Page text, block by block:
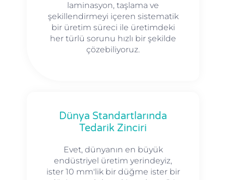
laminasyon, taşlama ve
şekillendirmeyi içeren sistematik
bir üretim süreci ile üretimdeki
her türlü sorunu hızlı bir şekilde
çözebiliyoruz.
Dünya Standartlarında
Tedarik Zinciri
Evet, dünyanın en büyük
endüstriyel üretim yerindeyiz,
ister 10 mm'lik bir düğme ister bir